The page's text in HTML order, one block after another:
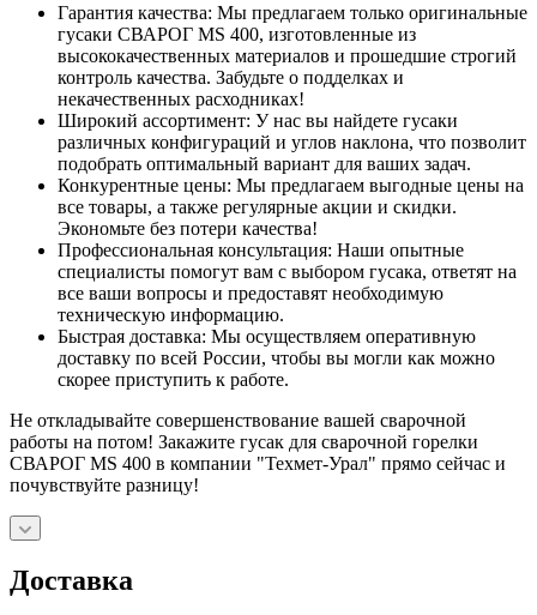
Гарантия качества: Мы предлагаем только оригинальные
гусаки СВАРОГ MS 400, изготовленные из
высококачественных материалов и прошедшие строгий
контроль качества. Забудьте о подделках и
некачественных расходниках!
Широкий ассортимент: У нас вы найдете гусаки
различных конфигураций и углов наклона, что позволит
подобрать оптимальный вариант для ваших задач.
Конкурентные цены: Мы предлагаем выгодные цены на
все товары, а также регулярные акции и скидки.
Экономьте без потери качества!
Профессиональная консультация: Наши опытные
специалисты помогут вам с выбором гусака, ответят на
все ваши вопросы и предоставят необходимую
техническую информацию.
Быстрая доставка: Мы осуществляем оперативную
доставку по всей России, чтобы вы могли как можно
скорее приступить к работе.
Не откладывайте совершенствование вашей сварочной
работы на потом! Закажите гусак для сварочной горелки
СВАРОГ MS 400 в компании "Техмет-Урал" прямо сейчас и
почувствуйте разницу!
Доставка